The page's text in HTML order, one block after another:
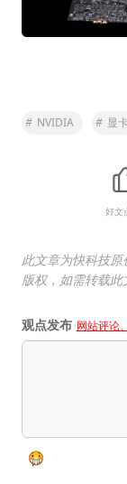
# NVIDIA # 显
好文
此文章为快科技
版权，如需转载
观点发布 网站评论